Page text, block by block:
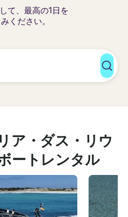
て、最高の1日を
ください。
ア・ダス・リウ
ートレンタル